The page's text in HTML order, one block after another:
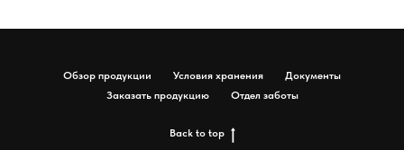
Обзор продукции Условия хранения
Документы
Заказать продукцию
Отдел заботы
Back to top